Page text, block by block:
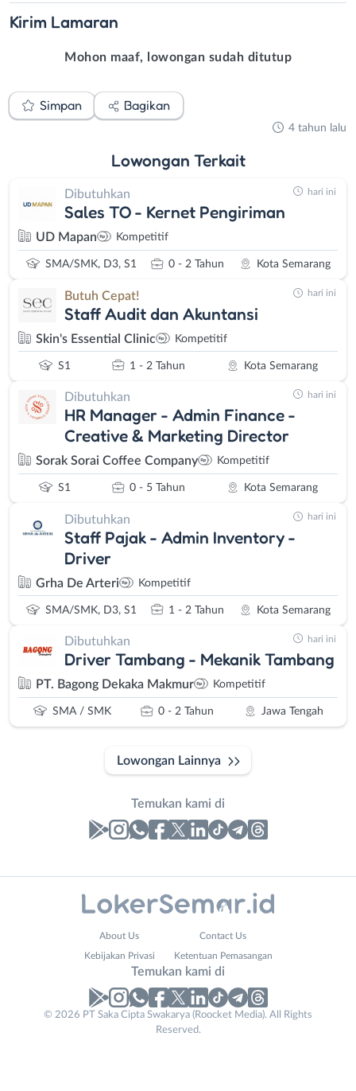
Kirim Lamaran
Mohon maaf, lowongan sudah ditutup
Simpan Bagikan
4 tahun lalu
Lowongan Terkait
Dibutuhkan
Sales TO - Kernet Pengiriman
UD Mapan Kompetitif
SMA/SMK, D3, S1 0 - 2 Tahun Kota Semarang
hari ini
Butuh Cepat!
Staff Audit dan Akuntansi
Skin's Essential Clinic Kompetitif
S1 1 - 2 Tahun Kota Semarang
hari ini
Dibutuhkan
HR Manager - Admin Finance -
Creative & Marketing Director
Sorak Sorai Coffee Company Kompetitif
S1 0 - 5 Tahun Kota Semarang
hari ini
Dibutuhkan
Staff Pajak - Admin Inventory -
Driver
Grha De Arteri Kompetitif
SMA/SMK, D3, S1 1 - 2 Tahun Kota Semarang
hari ini
Dibutuhkan
Driver Tambang - Mekanik Tambang
PT. Bagong Dekaka Makmur Kompetitif
SMA / SMK 0 - 2 Tahun Jawa Tengah
hari ini
Lowongan Lainnya
Temukan kami di
No. Telp /
About Us Contact Us
Kebijakan Privasi Ketentuan Pemasangan
Temukan kami di
© 2026 PT Saka Cipta Swakarya (Roocket Media). All Rights
Reserved.